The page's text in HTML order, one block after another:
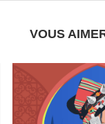
VOUS